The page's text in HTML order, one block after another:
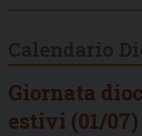
Giornata
estivi (01/07)